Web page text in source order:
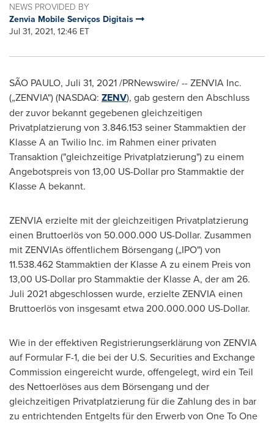
NEWS PROVIDED BY
Zenvia Mobile Serviços Digitais
Jul 31, 2021, 12:46 ET
SÃO PAULO, Juli 31, 2021 /PRNewswire/ -- ZENVIA Inc.
(„ZENVIA") (NASDAQ: ZENV), gab gestern den Abschluss
der zuvor bekannt gegebenen gleichzeitigen
Privatplatzierung von 3.846.153 seiner Stammaktien der
Klasse A an Twilio Inc. im Rahmen einer privaten
Transaktion ("gleichzeitige Privatplatzierung") zu einem
Angebotspreis von 13,00 US-Dollar pro Stammaktie der
Klasse A bekannt.
ZENVIA erzielte mit der gleichzeitigen Privatplatzierung
einen Bruttoerlös von 50.000.000 US-Dollar. Zusammen
mit ZENVIAs öffentlichem Börsengang („IPO") von
11.538.462 Stammaktien der Klasse A zu einem Preis von
13,00 US-Dollar pro Stammaktie der Klasse A, der am 26.
Juli 2021 abgeschlossen wurde, erzielte ZENVIA einen
Bruttoerlös von insgesamt etwa 200.000.000 US-Dollar.
Wie in der effektiven Registrierungserklärung von ZENVIA
auf Formular F-1, die bei der U.S. Securities and Exchange
Commission eingereicht wurde, offengelegt, wird ein Teil
des Nettoerlöses aus dem Börsengang und der
gleichzeitigen Privatplatzierung für die Zahlung des in bar
zu entrichtenden Entgelts für den Erwerb von One To One